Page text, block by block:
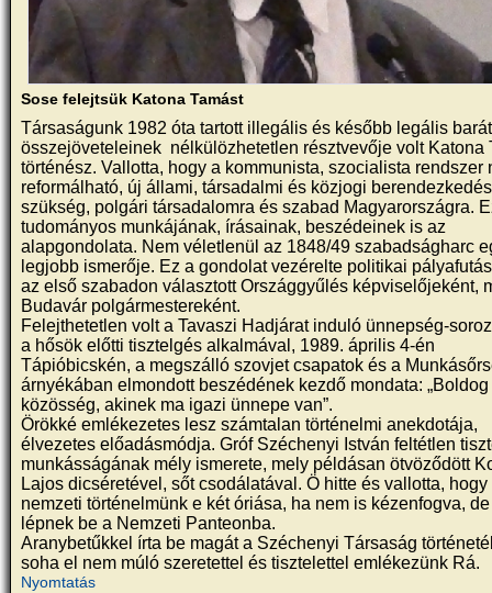
Sose felejtsük Katona Tamást
Társaságunk 1982 óta tartott illegális és később legális
összejöveteleinek nélkülözhetetlen résztvevője volt Katona
történész. Vallotta, hogy a kommunista, szocialista rendszer
reformálható, új állami, társadalmi és közjogi
szükség, polgári társadalomra és szabad Magyarországra.
tudományos munkájának, írásainak, beszédeinek is az
alapgondolata. Nem véletlenül az 1848/49 szabadságharc
legjobb ismerője. Ez a gondolat vezérelte politikai
az első szabadon választott Országgyűlés képviselőjeként,
Budavár polgármestereként.
Felejthetetlen volt a Tavaszi Hadjárat induló ünnepség-
a hősök előtti tisztelgés alkalmával, 1989. április 4-én
Tápióbicskén, a megszálló szovjet csapatok és a
árnyékában elmondott beszédének kezdő mondata:
közösség, akinek ma igazi ünnepe van”.
Örökké emlékezetes lesz számtalan történelmi anekdotája,
élvezetes előadásmódja. Gróf Széchenyi István feltétlen
munkásságának mély ismerete, mely példásan ötvöződött
Lajos dicséretével, sőt csodálatával. Ö hitte és vallotta, hogy
nemzeti történelmünk e két óriása, ha nem is kézenfogva,
lépnek be a Nemzeti Panteonba.
Aranybetűkkel írta be magát a Széchenyi Társaság
soha el nem múló szeretettel és tisztelettel emlékezünk Rá.
Nyomtatás